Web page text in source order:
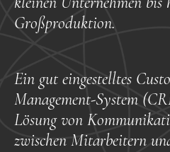
Großproduktion.
Ein gut eingestelltes
Management-System
Lösung von
zwischen Mitarbeitern